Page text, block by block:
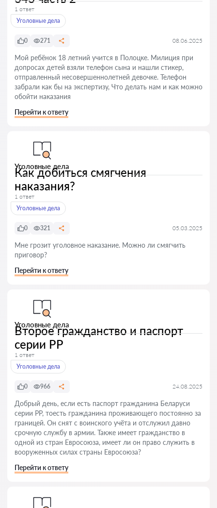
1 ответ
Уголовные дела
0 271 08.06.2025
Мой ребёнок 18 летний учится в Полоцке. Милиция при
допросах детей взяли телефон сына и нашли стикер,
отправленный несовершеннолетней девочке. Телефон
забрали как бы на экспертизу, Что делать нам и как можно
обойти наказания
Перейти к ответу
Уголовные дела
Как добиться смягчения
наказания?
1 ответ
Уголовные дела
0 321 05.03.2025
Мне грозит уголовное наказание. Можно ли смягчить
приговор?
Перейти к ответу
Уголовные дела
Второе гражданство и паспорт
серии PP
1 ответ
Уголовные дела
0 966 24.08.2025
Добрый день, если есть паспорт гражданина Беларуси
серии PP, тоесть гражданина проживающего постоянно за
границей. Он снят с воинского учёта и отслужил давно
срочную службу в армии. Также имеет гражданство в
одной из стран Евросоюза, имеет ли он право служить в
вооруженных силах страны Евросоюза?
Перейти к ответу